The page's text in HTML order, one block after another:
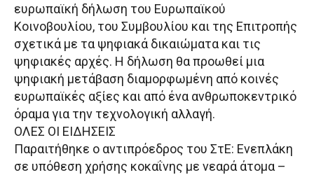
ευρωπαϊκή δήλωση του Ευρωπαϊκού
Κοινοβουλίου, του Συμβουλίου και της Επιτροπής
σχετικά με τα ψηφιακά δικαιώματα και τις
ψηφιακές αρχές. Η δήλωση θα προωθεί μια
ψηφιακή μετάβαση διαμορφωμένη από κοινές
ευρωπαϊκές αξίες και από ένα ανθρωποκεντρικό
όραμα για την τεχνολογική αλλαγή.
ΟΛΕΣ ΟΙ ΕΙΔΗΣΕΙΣ
Παραιτήθηκε ο αντιπρόεδρος του ΣτΕ: Ενεπλάκη
σε υπόθεση χρήσης κοκαΐνης με νεαρά άτομα –